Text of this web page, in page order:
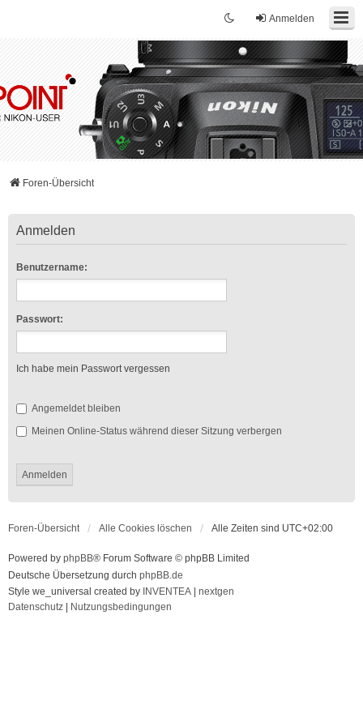
Anmelden
Foren-Übersicht
Anmelden
Benutzername:
Passwort:
Ich habe mein Passwort vergessen
Angemeldet bleiben
Meinen Online-Status während dieser Sitzung verbergen
Foren-Übersicht Alle Cookies löschen Alle Zeiten sind UTC+02:00
Powered by phpBB® Forum Software © phpBB Limited
Deutsche Übersetzung durch phpBB.de
Style we_universal created by INVENTEA
nextgen
Datenschutz
Nutzungsbedingungen